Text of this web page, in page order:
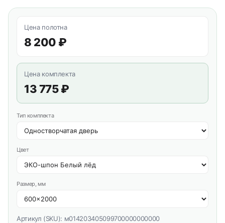
Цена полотна
8 200 ₽
Цена комплекта
13 775 ₽
Тип комплекта
Цвет
Размер, мм
Артикул (SKU): м014203405099700000000000